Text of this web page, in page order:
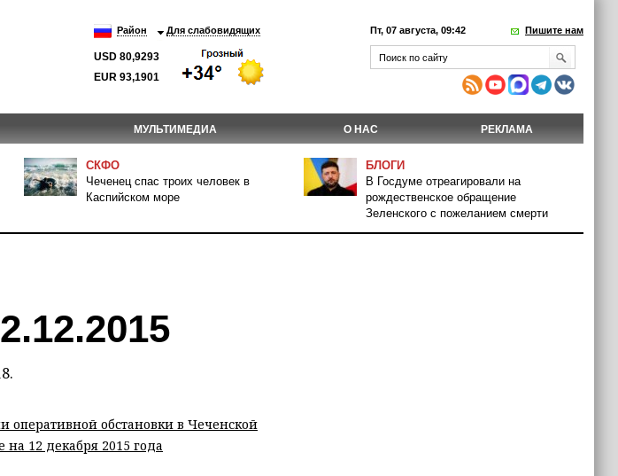
Район Для слабовидящих
USD 80,9293
EUR 93,1901
Пт, 07 августа, 09:42 Пишите нам
МУЛЬТИМЕДИА О НАС РЕКЛАМА
СКФО
Чеченец спас троих человек в
Каспийском море
БЛОГИ
В Госдуме отреагировали на
рождественское обращение
Зеленского с пожеланием смерти
оперативной обстановки в Чеченской
на 12 декабря 2015 года